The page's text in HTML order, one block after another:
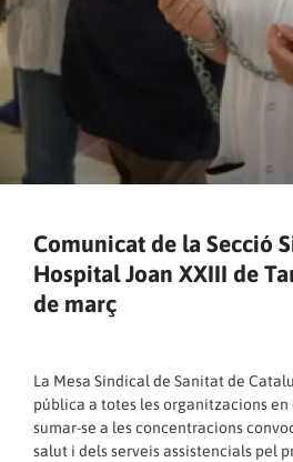
Comunicat de la Secció
Hospital Joan XXIII de
de març
La Mesa Sindical de Sanitat de
pública a totes les organitzacions en
sumar-se a les concentracions
salut i dels serveis assistencials pel